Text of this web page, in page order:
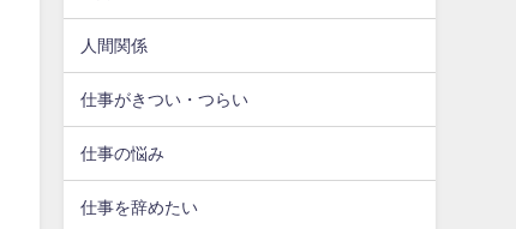
人間関係
仕事がきつい・つらい
仕事の悩み
仕事を辞めたい